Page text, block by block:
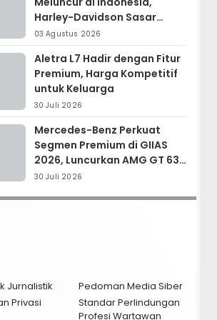
Harley-Davidson Sasar
Kolektor Motor Premium
03 Agustus 2026
Aletra L7 Hadir dengan Fitur
Premium, Harga Kompetitif
untuk Keluarga
30 Juli 2026
Mercedes-Benz Perkuat
Segmen Premium di GIIAS
2026, Luncurkan AMG GT 63
PRO dan GLC 200
30 Juli 2026
Jurnalistik
Pedoman Media Siber
Privasi
Standar Perlindungan
Profesi Wartawan